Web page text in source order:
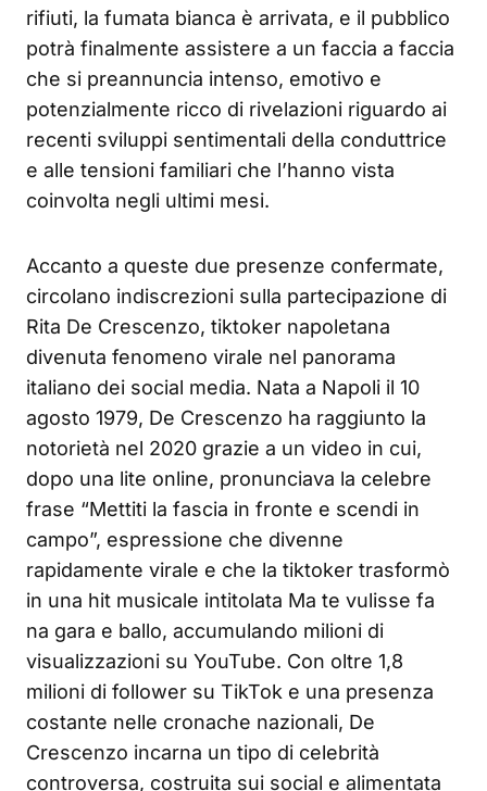
rifiuti, la fumata bianca è arrivata, e il pubblico
potrà finalmente assistere a un faccia a faccia
che si preannuncia intenso, emotivo e
potenzialmente ricco di rivelazioni riguardo ai
recenti sviluppi sentimentali della conduttrice
e alle tensioni familiari che l’hanno vista
coinvolta negli ultimi mesi.
Accanto a queste due presenze confermate,
circolano indiscrezioni sulla partecipazione di
Rita De Crescenzo, tiktoker napoletana
divenuta fenomeno virale nel panorama
italiano dei social media. Nata a Napoli il 10
agosto 1979, De Crescenzo ha raggiunto la
notorietà nel 2020 grazie a un video in cui,
dopo una lite online, pronunciava la celebre
frase “Mettiti la fascia in fronte e scendi in
campo”, espressione che divenne
rapidamente virale e che la tiktoker trasformò
in una hit musicale intitolata Ma te vulisse fa
na gara e ballo, accumulando milioni di
visualizzazioni su YouTube. Con oltre 1,8
milioni di follower su TikTok e una presenza
costante nelle cronache nazionali, De
Crescenzo incarna un tipo di celebrità
controversa, costruita sui social e alimentata